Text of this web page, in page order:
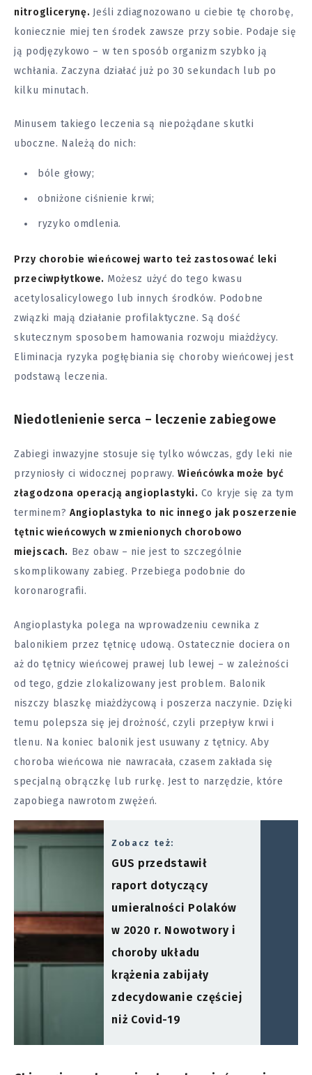
nitroglicerynę. Jeśli zdiagnozowano u ciebie tę chorobę,
koniecznie miej ten środek zawsze przy sobie. Podaje się
ją podjęzykowo – w ten sposób organizm szybko ją
wchłania. Zaczyna działać już po 30 sekundach lub po
kilku minutach.
Minusem takiego leczenia są niepożądane skutki
uboczne. Należą do nich:
bóle głowy;
obniżone ciśnienie krwi;
ryzyko omdlenia.
Przy chorobie wieńcowej warto też zastosować leki
przeciwpłytkowe. Możesz użyć do tego kwasu
acetylosalicylowego lub innych środków. Podobne
związki mają działanie profilaktyczne. Są dość
skutecznym sposobem hamowania rozwoju miażdżycy.
Eliminacja ryzyka pogłębiania się choroby wieńcowej jest
podstawą leczenia.
Niedotlenienie serca – leczenie zabiegowe
Zabiegi inwazyjne stosuje się tylko wówczas, gdy leki nie
przyniosły ci widocznej poprawy.Wieńcówka może być
złagodzona operacją angioplastyki. Co kryje się za tym
terminem? Angioplastyka to nic innego jak poszerzenie
tętnic wieńcowych w zmienionych chorobowo
miejscach. Bez obaw – nie jest to szczególnie
skomplikowany zabieg. Przebiega podobnie do
koronarografii.
Angioplastyka polega na wprowadzeniu cewnika z
balonikiem przez tętnicę udową. Ostatecznie dociera on
aż do tętnicy wieńcowej prawej lub lewej – w zależności
od tego, gdzie zlokalizowany jest problem. Balonik
niszczy blaszkę miażdżycową i poszerza naczynie. Dzięki
temu polepsza się jej drożność, czyli przepływ krwi i
tlenu. Na koniec balonik jest usuwany z tętnicy. Aby
choroba wieńcowa nie nawracała, czasem zakłada się
specjalną obrączkę lub rurkę. Jest to narzędzie, które
zapobiega nawrotom zwężeń.
Zobacz też:
GUS przedstawił
raport dotyczący
umieralności Polaków
w 2020 r. Nowotwory i
choroby układu
krążenia zabijały
zdecydowanie częściej
niż Covid-19